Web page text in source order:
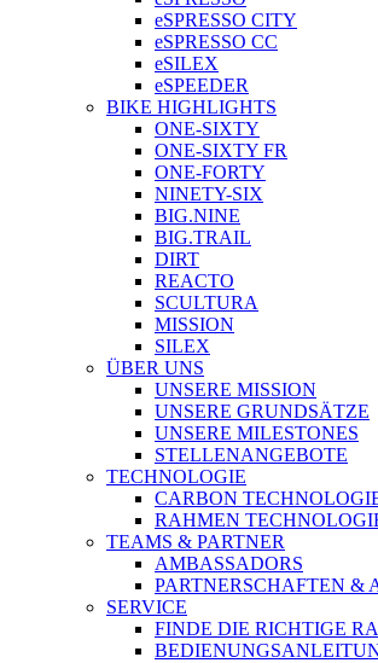
eSPRESSO CITY
eSPRESSO CC
eSILEX
eSPEEDER
BIKE HIGHLIGHTS
ONE-SIXTY
ONE-SIXTY FR
ONE-FORTY
NINETY-SIX
BIG.NINE
BIG.TRAIL
DIRT
REACTO
SCULTURA
MISSION
SILEX
ÜBER UNS
UNSERE MISSION
UNSERE GRUNDSÄTZE
UNSERE MILESTONES
STELLENANGEBOTE
TECHNOLOGIE
CARBON
RAHMEN
TEAMS & PARTNER
AMBASSADORS
PARTNERSCHAFTEN &
SERVICE
FINDE DIE RICHTIGE